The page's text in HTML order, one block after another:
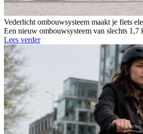
Vederlicht ombouwsysteem maakt je fiets
Een nieuw ombouwsysteem van slechts
Lees verder